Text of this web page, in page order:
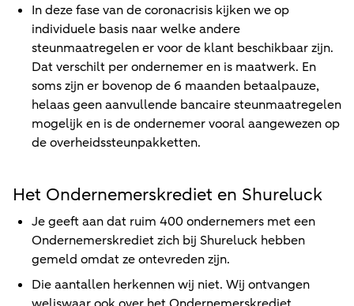
In deze fase van de coronacrisis kijken we op
individuele basis naar welke andere
steunmaatregelen er voor de klant beschikbaar zijn.
Dat verschilt per ondernemer en is maatwerk. En
soms zijn er bovenop de 6 maanden betaalpauze,
helaas geen aanvullende bancaire steunmaatregelen
mogelijk en is de ondernemer vooral aangewezen op
de overheidssteunpakketten.
Het Ondernemerskrediet en Shureluck
Je geeft aan dat ruim 400 ondernemers met een
Ondernemerskrediet zich bij Shureluck hebben
gemeld omdat ze ontevreden zijn.
Die aantallen herkennen wij niet. Wij ontvangen